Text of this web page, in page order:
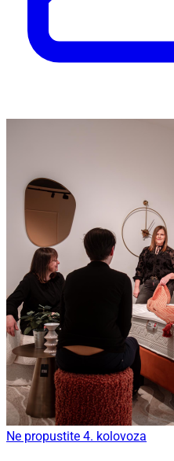
Ne propustite 4. kolovoza